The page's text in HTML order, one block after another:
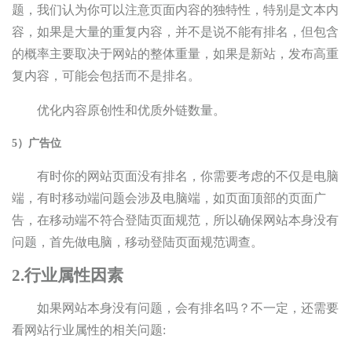
题，我们认为你可以注意页面内容的独特性，特别是文本内
容，如果是大量的重复内容，并不是说不能有排名，但包含
的概率主要取决于网站的整体重量，如果是新站，发布高重
复内容，可能会包括而不是排名。
优化内容原创性和优质外链数量。
5）广告位
有时你的网站页面没有排名，你需要考虑的不仅是电脑
端，有时移动端问题会涉及电脑端，如页面顶部的页面广
告，在移动端不符合登陆页面规范，所以确保网站本身没有
问题，首先做电脑，移动登陆页面规范调查。
2.行业属性因素
如果网站本身没有问题，会有排名吗？不一定，还需要
看网站行业属性的相关问题: